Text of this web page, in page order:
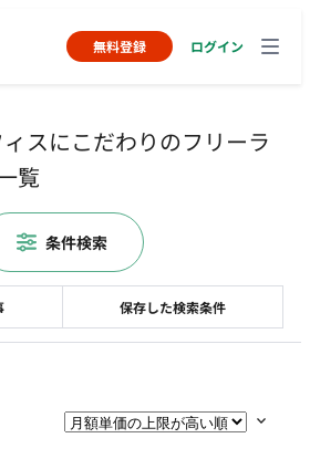
無料登録 ログイン
スにこだわりのフリーラ
覧
保存した検索条件
条件検索